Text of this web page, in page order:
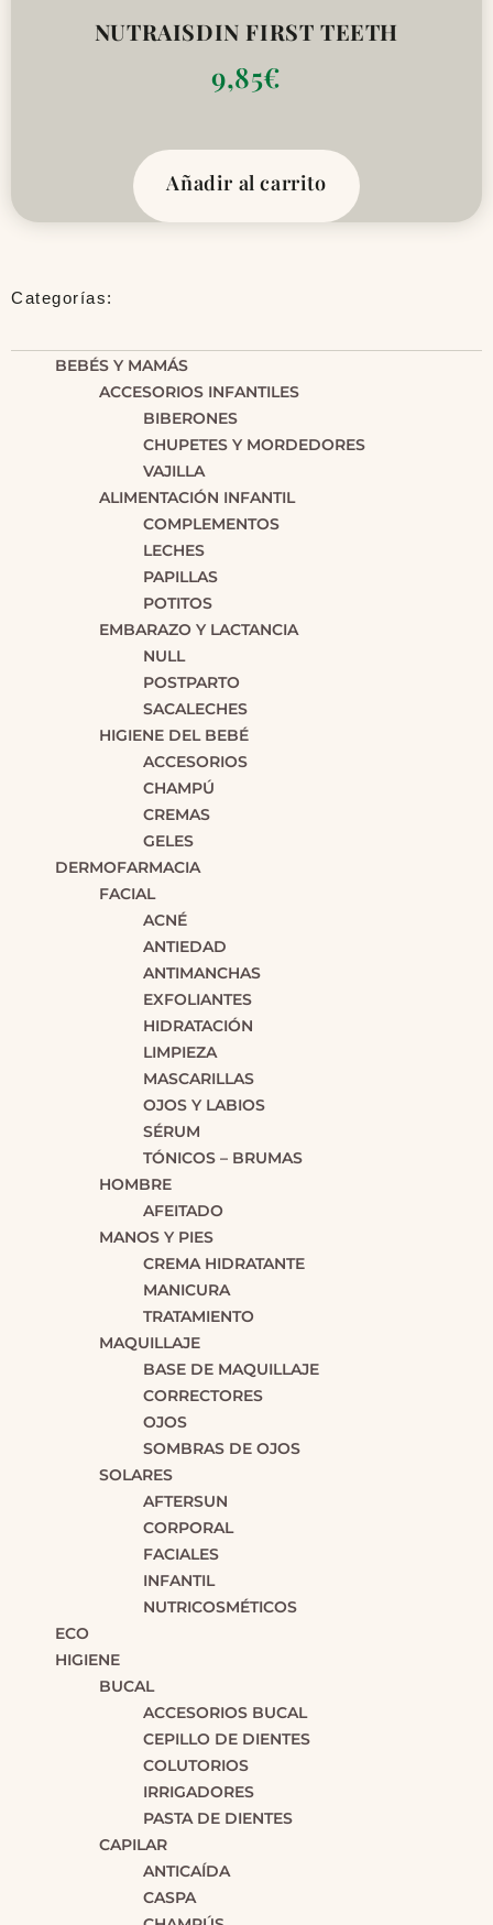
NUTRAISDIN FIRST TEETH
9,85€
Añadir al carrito
Categorías:
BEBÉS Y MAMÁS
ACCESORIOS INFANTILES
BIBERONES
CHUPETES Y MORDEDORES
VAJILLA
ALIMENTACIÓN INFANTIL
COMPLEMENTOS
LECHES
PAPILLAS
POTITOS
EMBARAZO Y LACTANCIA
NULL
POSTPARTO
SACALECHES
HIGIENE DEL BEBÉ
ACCESORIOS
CHAMPÚ
CREMAS
GELES
DERMOFARMACIA
FACIAL
ACNÉ
ANTIEDAD
ANTIMANCHAS
EXFOLIANTES
HIDRATACIÓN
LIMPIEZA
MASCARILLAS
OJOS Y LABIOS
SÉRUM
TÓNICOS – BRUMAS
HOMBRE
AFEITADO
MANOS Y PIES
CREMA HIDRATANTE
MANICURA
TRATAMIENTO
MAQUILLAJE
BASE DE MAQUILLAJE
CORRECTORES
OJOS
SOMBRAS DE OJOS
SOLARES
AFTERSUN
CORPORAL
FACIALES
INFANTIL
NUTRICOSMÉTICOS
ECO
HIGIENE
BUCAL
ACCESORIOS BUCAL
CEPILLO DE DIENTES
COLUTORIOS
IRRIGADORES
PASTA DE DIENTES
CAPILAR
ANTICAÍDA
CASPA